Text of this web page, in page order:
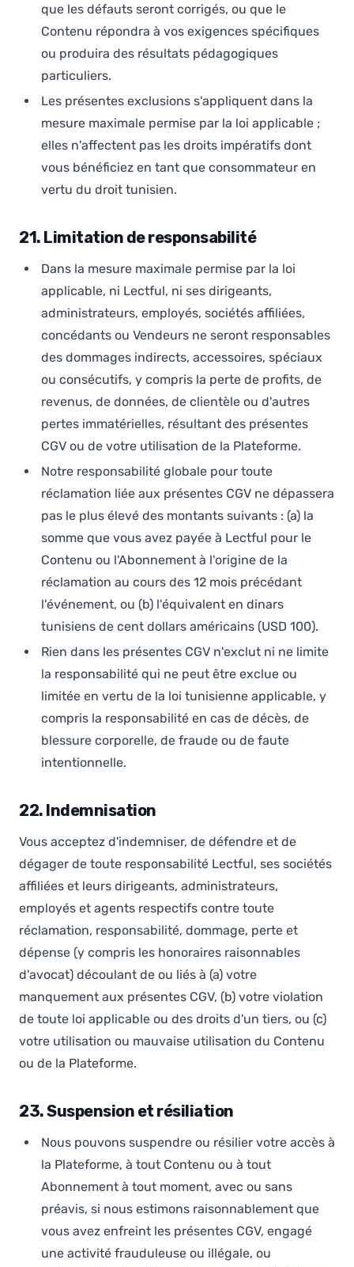
que les défauts seront corrigés, ou que le
Contenu répondra à vos exigences spécifiques
ou produira des résultats pédagogiques
particuliers.
Les présentes exclusions s'appliquent dans la
mesure maximale permise par la loi applicable ;
elles n'affectent pas les droits impératifs dont
vous bénéficiez en tant que consommateur en
vertu du droit tunisien.
21. Limitation de responsabilité
Dans la mesure maximale permise par la loi
applicable, ni Lectful, ni ses dirigeants,
administrateurs, employés, sociétés affiliées,
concédants ou Vendeurs ne seront responsables
des dommages indirects, accessoires, spéciaux
ou consécutifs, y compris la perte de profits, de
revenus, de données, de clientèle ou d'autres
pertes immatérielles, résultant des présentes
CGV ou de votre utilisation de la Plateforme.
Notre responsabilité globale pour toute
réclamation liée aux présentes CGV ne dépassera
pas le plus élevé des montants suivants : (a) la
somme que vous avez payée à Lectful pour le
Contenu ou l'Abonnement à l'origine de la
réclamation au cours des 12 mois précédant
l'événement, ou (b) l'équivalent en dinars
tunisiens de cent dollars américains (USD 100).
Rien dans les présentes CGV n'exclut ni ne limite
la responsabilité qui ne peut être exclue ou
limitée en vertu de la loi tunisienne applicable, y
compris la responsabilité en cas de décès, de
blessure corporelle, de fraude ou de faute
intentionnelle.
22. Indemnisation
Vous acceptez d'indemniser, de défendre et de
dégager de toute responsabilité Lectful, ses sociétés
affiliées et leurs dirigeants, administrateurs,
employés et agents respectifs contre toute
réclamation, responsabilité, dommage, perte et
dépense (y compris les honoraires raisonnables
d'avocat) découlant de ou liés à (a) votre
manquement aux présentes CGV, (b) votre violation
de toute loi applicable ou des droits d'un tiers, ou (c)
votre utilisation ou mauvaise utilisation du Contenu
ou de la Plateforme.
23. Suspension et résiliation
Nous pouvons suspendre ou résilier votre accès à
la Plateforme, à tout Contenu ou à tout
Abonnement à tout moment, avec ou sans
préavis, si nous estimons raisonnablement que
vous avez enfreint les présentes CGV, engagé
une activité frauduleuse ou illégale, ou